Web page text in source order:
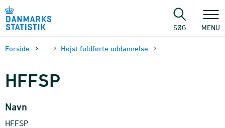
sidens
SØG MENU
Forside Højst fuldførte uddannelse
HFFSP
Navn
HFFSP